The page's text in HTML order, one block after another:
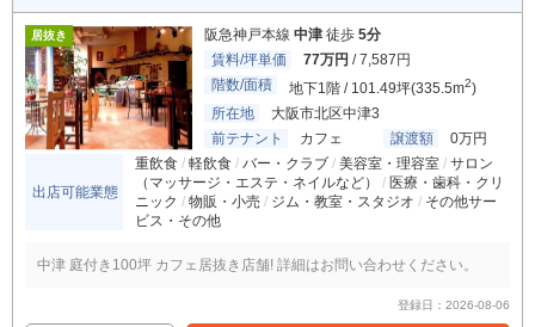
居抜き 阪急神戸本線 中津 徒歩 5分
賃料/坪単価
77万円 / 7,587円
階数/面積
地下1階 / 101.49坪(335.5m2)
所在地
大阪市北区中津3
前テナント
カフェ 譲渡額 0万円
出店可能業態
重飲食 軽飲食 バー・クラブ 美容室・理容室
サロン
（マッサージ・エステ・ネイルなど）
医療・歯科・クリ
ニック
物販・小売 ジム・教室・スタジオ
その他サー
ビス・その他
中津 庭付き100坪 カフェ居抜き店舗! 詳細はお問い合わせください。
登録日：2026-08-06